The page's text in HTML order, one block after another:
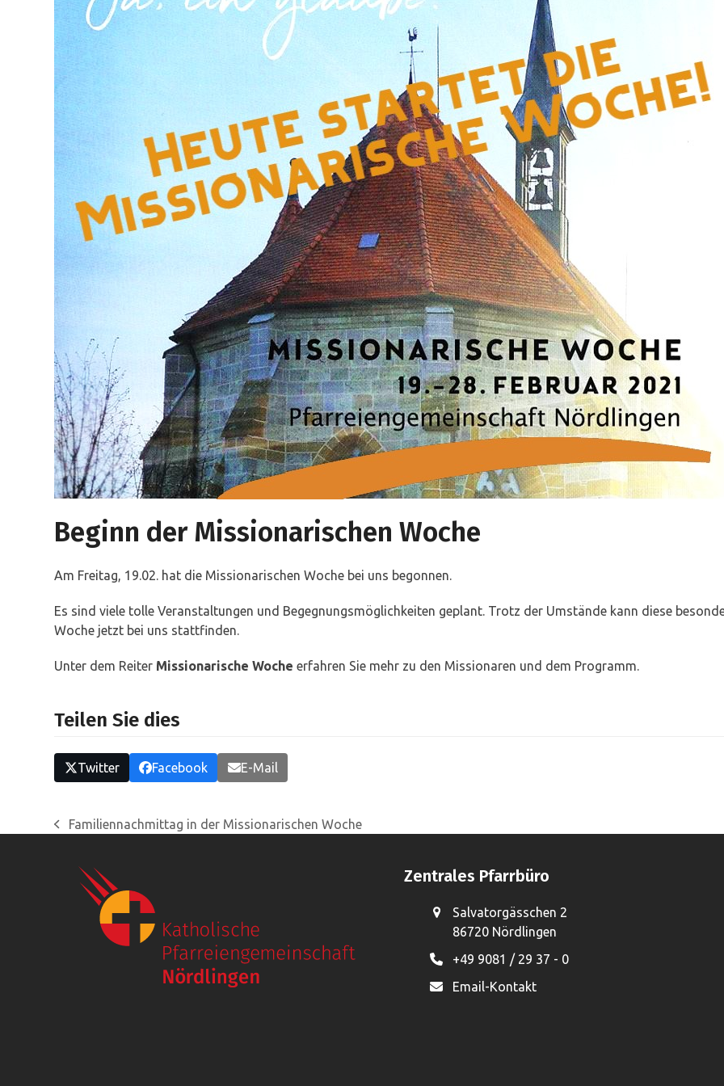
Beginn der Missionarischen Woche
Am Freitag, 19.02. hat die Missionarischen Woche bei uns begonnen.
Es sind viele tolle Veranstaltungen und Begegnungsmöglichkeiten geplant. Trotz der Umstände kann diese
Woche jetzt bei uns stattfinden.
Unter dem Reiter Missionarische Woche erfahren Sie mehr zu den Missionaren und dem Programm.
Teilen Sie dies
Twitter Facebook E-Mail
vorheriger
Familiennachmittag in der Missionarischen Woche
Zentrales Pfarrbüro
Salvatorgässchen 2
86720 Nördlingen
+49 9081 / 29 37 - 0
Email-Kontakt